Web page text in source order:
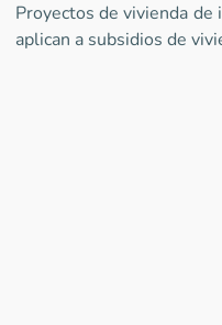
Proyectos de vivienda
aplican a subsidios de